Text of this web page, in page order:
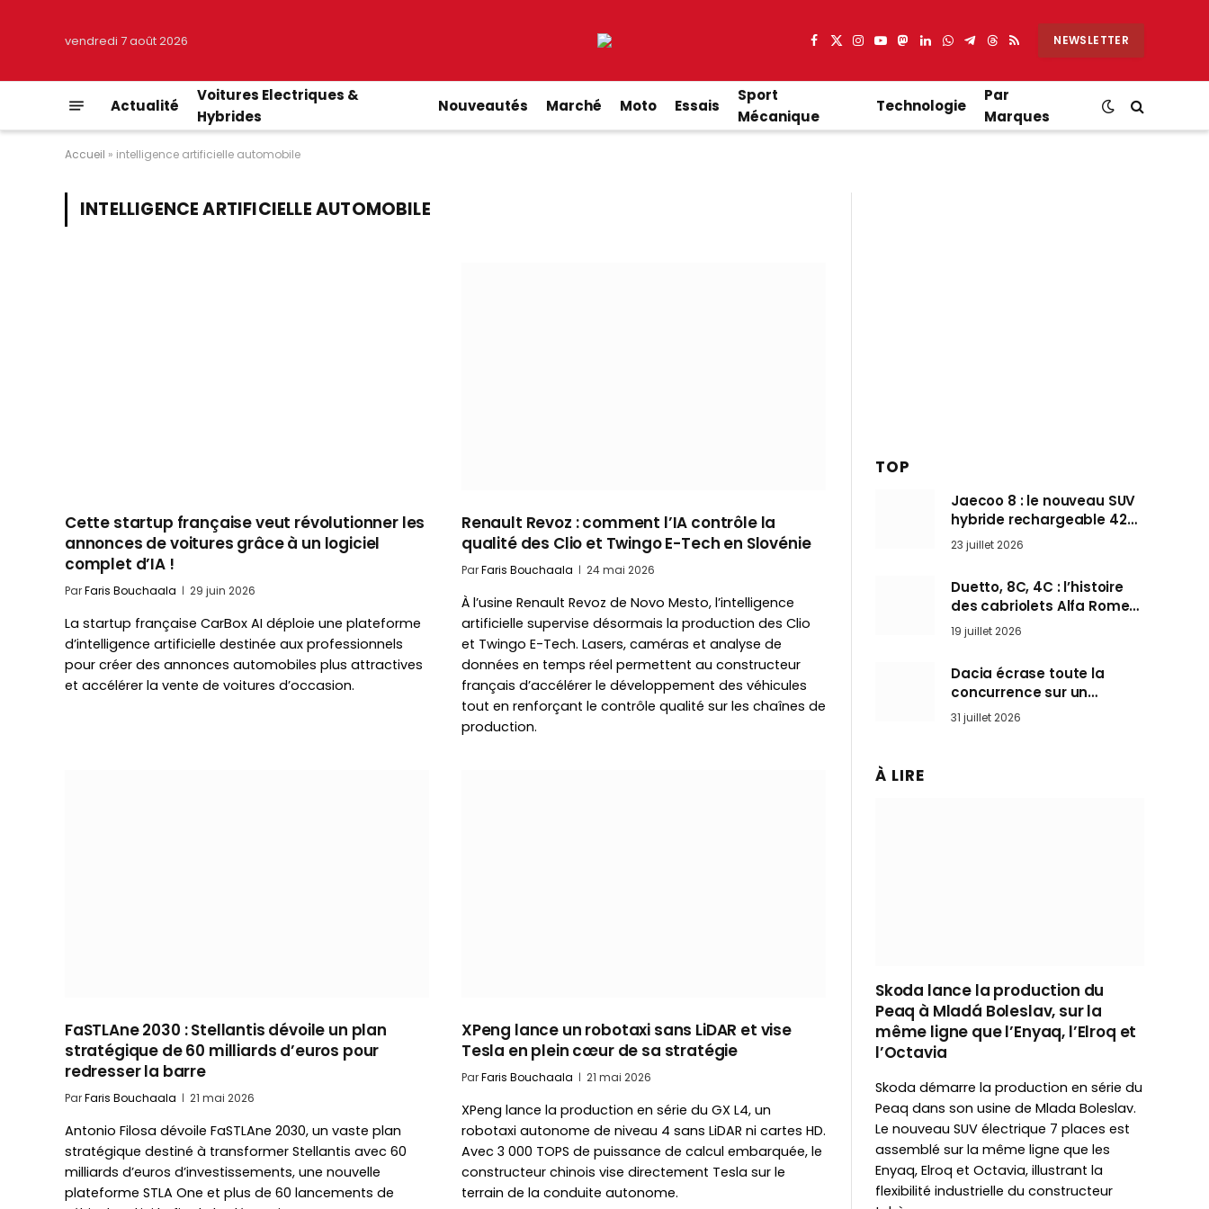
vendredi 7 août 2026 Facebook
X
Instagram
YouTube
Mastodon
LinkedIn
WhatsApp
Partager
Telegram
Threads
RSS NEWSLETTER
Actualité
Voitures Electriques &
Hybrides
Nouveautés Marché Moto Essais
Sport
Mécanique
Technologie
Par
Marques
Accueil » intelligence artificielle automobile
INTELLIGENCE ARTIFICIELLE AUTOMOBILE
Cette startup française veut révolutionner les
annonces de voitures grâce à un logiciel
complet d’IA !
ParFaris Bouchaala 29 juin 2026
La startup française CarBox AI déploie une plateforme
d’intelligence artificielle destinée aux professionnels
pour créer des annonces automobiles plus attractives
et accélérer la vente de voitures d’occasion.
Renault Revoz : comment l’IA contrôle la
qualité des Clio et Twingo E-Tech en Slovénie
ParFaris Bouchaala 24 mai 2026
À l’usine Renault Revoz de Novo Mesto, l’intelligence
artificielle supervise désormais la production des Clio
et Twingo E-Tech. Lasers, caméras et analyse de
données en temps réel permettent au constructeur
français d’accélérer le développement des véhicules
tout en renforçant le contrôle qualité sur les chaînes de
production.
FaSTLAne 2030 : Stellantis dévoile un plan
stratégique de 60 milliards d’euros pour
redresser la barre
ParFaris Bouchaala 21 mai 2026
Antonio Filosa dévoile FaSTLAne 2030, un vaste plan
stratégique destiné à transformer Stellantis avec 60
milliards d’euros d’investissements, une nouvelle
plateforme STLA One et plus de 60 lancements de
XPeng lance un robotaxi sans LiDAR et vise
Tesla en plein cœur de sa stratégie
ParFaris Bouchaala 21 mai 2026
XPeng lance la production en série du GX L4, un
robotaxi autonome de niveau 4 sans LiDAR ni cartes HD.
Avec 3 000 TOPS de puissance de calcul embarquée, le
constructeur chinois vise directement Tesla sur le
terrain de la conduite autonome.
TOP
Jaecoo 8 : le nouveau SUV
hybride rechargeable 428
ch qui vise l’Audi Q7 arrive
en Europe cet automne
23 juillet 2026
Duetto, 8C, 4C : l’histoire
des cabriolets Alfa Romeo,
ces Spider qui ont défini
l’art de rouler cheveux au
vent
19 juillet 2026
Dacia écrase toute la
concurrence sur un
marché où personne ne
l’attendait
31 juillet 2026
À LIRE
Skoda lance la production du
Peaq à Mladá Boleslav, sur la
même ligne que l’Enyaq, l’Elroq et
l’Octavia
Skoda démarre la production en série du
Peaq dans son usine de Mlada Boleslav.
Le nouveau SUV électrique 7 places est
assemblé sur la même ligne que les
Enyaq, Elroq et Octavia, illustrant la
flexibilité industrielle du constructeur